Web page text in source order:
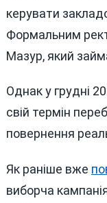
керувати
Формальним
Мазур, який
Однак у грудні
свій термін
повернення
Як раніше вже
виборча